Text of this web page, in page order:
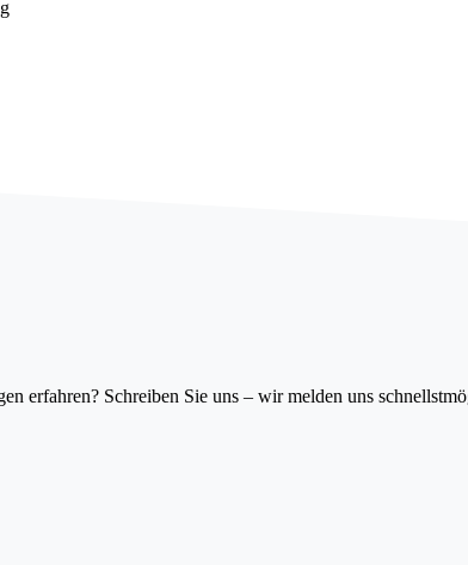
erfahren? Schreiben Sie uns – wir melden uns